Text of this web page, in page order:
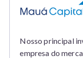
Nosso principal
empresa do